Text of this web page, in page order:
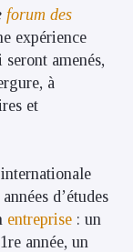
forum des
expérience
amenés,
à
et
d’études
entreprise : un
année, un